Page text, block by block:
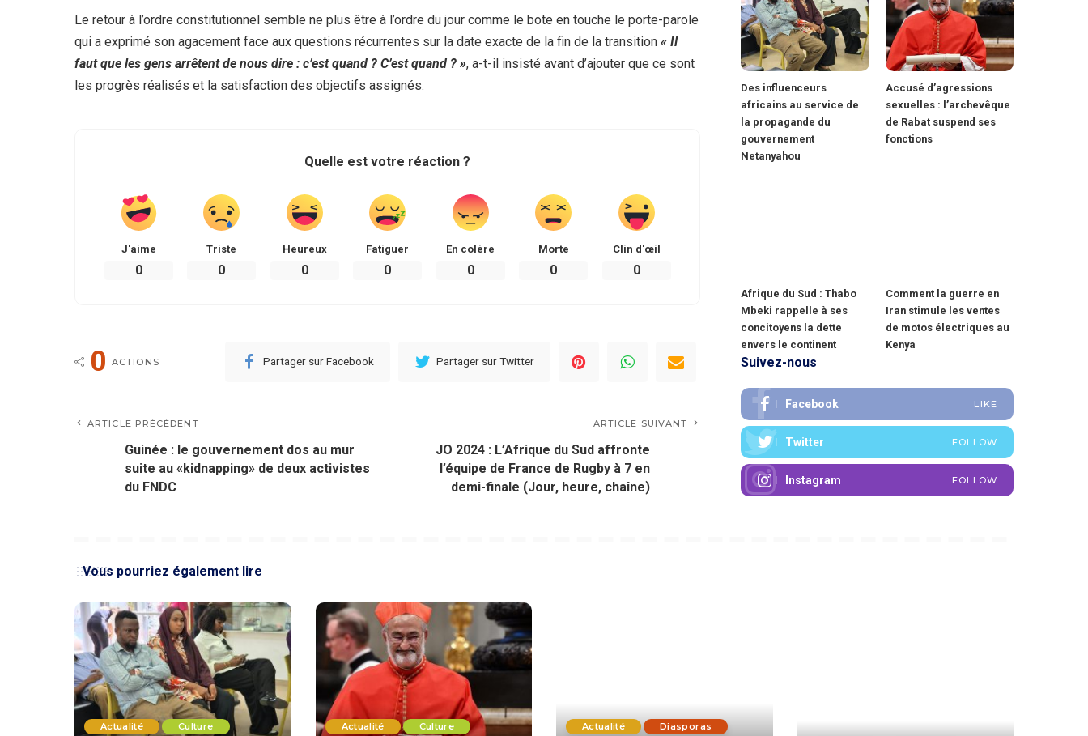
Le retour à l’ordre constitutionnel semble ne plus être à l’ordre du jour comme le bote en touche le porte-parole
qui a exprimé son agacement face aux questions récurrentes sur la date exacte de la fin de la transition « Il
faut que les gens arrêtent de nous dire : c’est quand ? C’est quand ? », a-t-il insisté avant d’ajouter que ce sont
les progrès réalisés et la satisfaction des objectifs assignés.
Quelle est votre réaction ?
J'aime
0
Triste
0
Heureux
0
Fatiguer
0
En colère
0
Morte
0
Clin d'œil
0
0 ACTIONS Partager sur Facebook Partager sur Twitter
ARTICLE PRÉCÉDENT
Guinée : le gouvernement dos au mur
suite au «kidnapping» de deux activistes
du FNDC
ARTICLE SUIVANT
JO 2024 : L’Afrique du Sud affronte
l’équipe de France de Rugby à 7 en
demi-finale (Jour, heure, chaîne)
Des influenceurs
africains au service de
la propagande du
gouvernement
Netanyahou
Accusé d’agressions
sexuelles : l’archevêque
de Rabat suspend ses
fonctions
Afrique du Sud : Thabo
Mbeki rappelle à ses
concitoyens la dette
envers le continent
Comment la guerre en
Iran stimule les ventes
de motos électriques au
Kenya
Suivez-nous
Facebook LIKE
Twitter FOLLOW
Instagram FOLLOW
Vous pourriez également lire
Actualité
Culture
Actualité
Culture
Actualité
Diasporas